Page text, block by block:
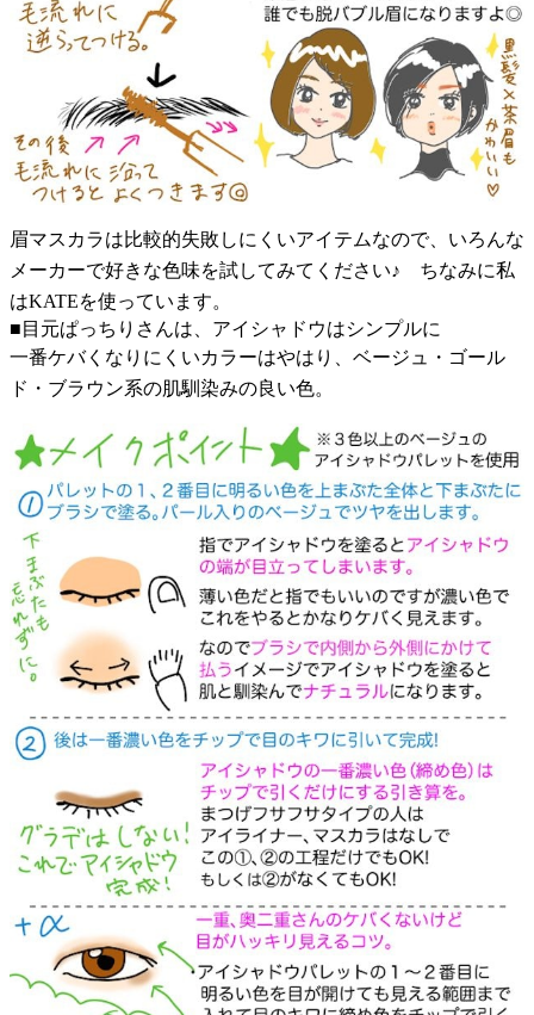
眉マスカラは比較的失敗しにくいアイテムなので、いろんな
メーカーで好きな色味を試してみてください♪ ちなみに私
はKATEを使っています。
■目元ぱっちりさんは、アイシャドウはシンプルに
一番ケバくなりにくいカラーはやはり、ベージュ・ゴール
ド・ブラウン系の肌馴染みの良い色。